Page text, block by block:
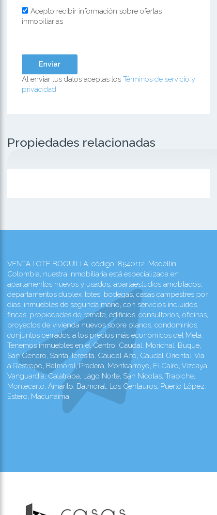
Acepto recibir información sobre ofertas
inmobiliarias
Al enviar tus datos aceptas los Términos de servicio y
privacidad
Propiedades relacionadas
VENTA LOTE BOQUILLA, código: 8540112. Medellin
Colombia, nuestra inmobiliaria está especializada en
apartamentos nuevos y usados, apartaestudios amoblados,
departamentos duplex, lotes, bodegas, casas campestres por
dias, inmuebles de segunda mano, con servicios incluidos,
fincas, propiedades de remate, edificios, consultorios, oficinas,
proyectos de vivienda nuevos sobre planos, condominios,
conjuntos cerrados a los precios más económicos del Meta.
Tenemos inmuebles en el Centro, Caudal, Morichal, Buque,
San Genaro, Santa Teresita, Caudal Alto, Caudal Oriental, Vía
a Restrepo, Balmoral, Pradera, Montearroyo, El Cairo, Vizcaya,
Vanguardia, Calatraba, Lago Norte, San Nicolas, Trapiche,
Montecarlo, Amarilo, Balmoral, Los Centauros, Puerto López,
Estero, Macunaíma